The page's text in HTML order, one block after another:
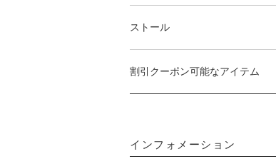
ストール
割引クーポン可能なアイテム
インフォメーション